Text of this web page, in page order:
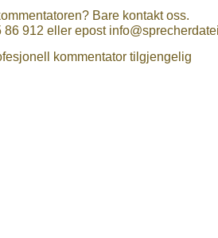
Bare kontakt oss.
86 912 eller epost
kommentator tilgjengelig